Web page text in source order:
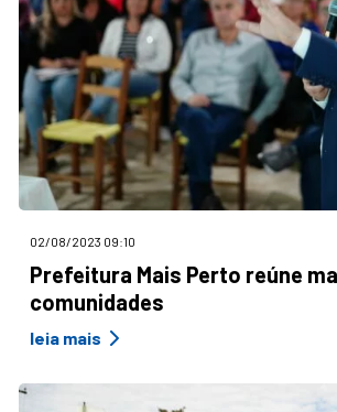
02/08/2023 09:10
Prefeitura Mais Perto reúne
comunidades
leia mais